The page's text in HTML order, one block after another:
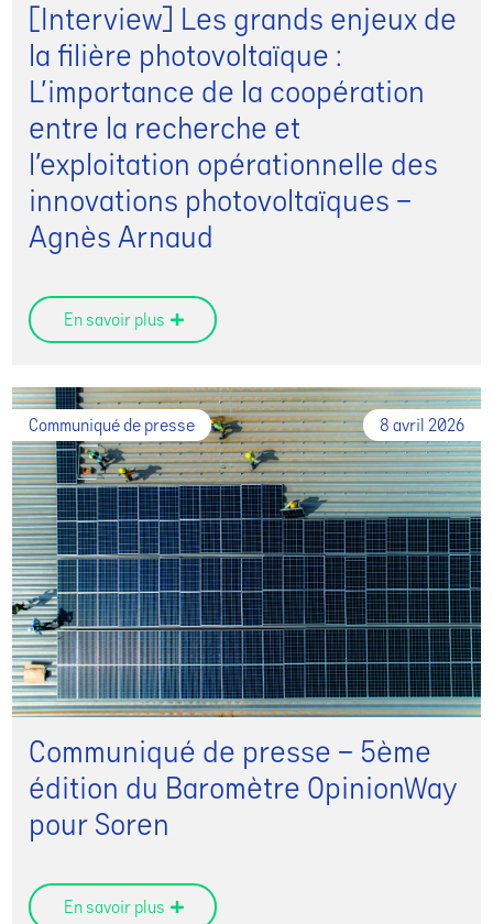
[Interview] Les grands enjeux de
la filière photovoltaïque :
L’importance de la coopération
entre la recherche et
l’exploitation opérationnelle des
innovations photovoltaïques –
Agnès Arnaud
En savoir plus
8 avril 2026
Communiqué de presse
Communiqué de presse – 5ème
édition du Baromètre OpinionWay
pour Soren
En savoir plus